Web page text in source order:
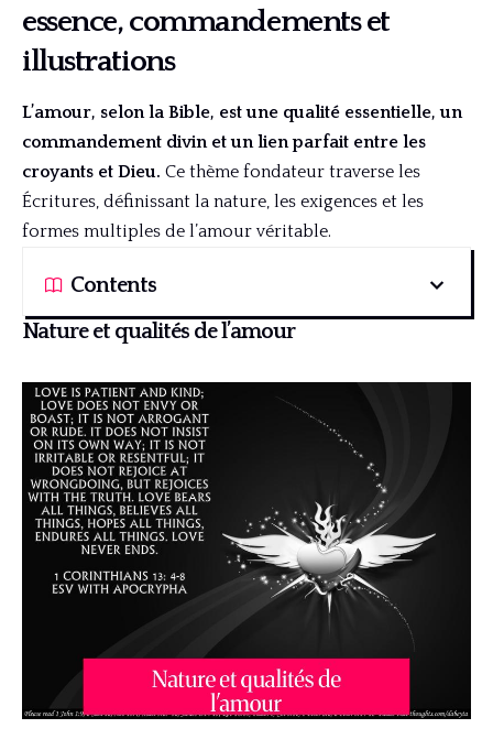
essence, commandements et
illustrations
L’amour, selon la Bible, est une qualité essentielle, un
commandement divin et un lien parfait entre les
croyants et Dieu. Ce thème fondateur traverse les
Écritures, définissant la nature, les exigences et les
formes multiples de l’amour véritable.
Contents
Nature et qualités de l’amour